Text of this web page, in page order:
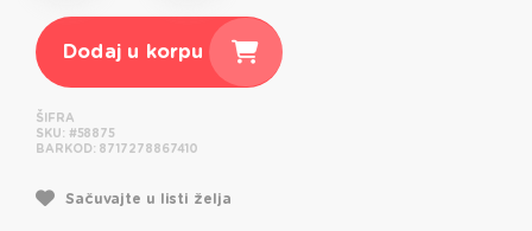
Dodaj u korpu
ŠIFRA
SKU: #58875
BARKOD: 8717278867410
Sačuvajte u listi želja